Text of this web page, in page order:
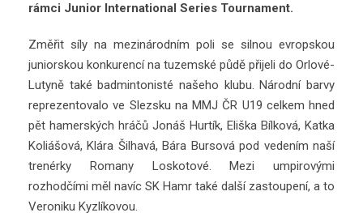
rámci Junior International Series Tournament.
Změřit síly na mezinárodním poli se silnou evropskou
juniorskou konkurencí na tuzemské půdě přijeli do Orlové-
Lutyně také badmintonisté našeho klubu. Národní barvy
reprezentovalo ve Slezsku na MMJ ČR U19 celkem hned
pět hamerských hráčů Jonáš Hurtík, Eliška Bílková, Katka
Koliášová, Klára Šilhavá, Bára Bursová pod vedením naší
trenérky Romany Loskotové. Mezi umpirovými
rozhodčími měl navíc SK Hamr také další zastoupení, a to
Veroniku Kyzlíkovou.